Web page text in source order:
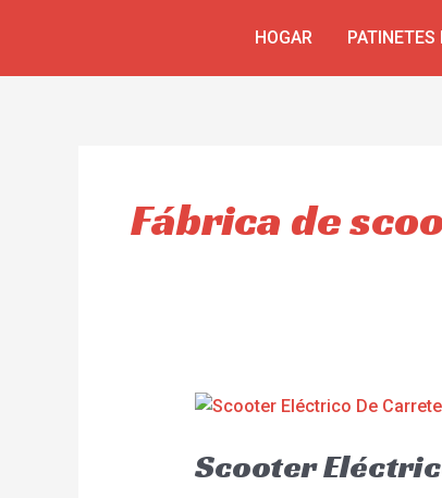
HOGAR PATINETES
Fábrica de
Scooter